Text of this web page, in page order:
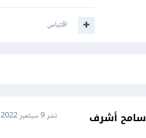
اقتباس
سامح أشرف نشر9 سبتمبر 2022